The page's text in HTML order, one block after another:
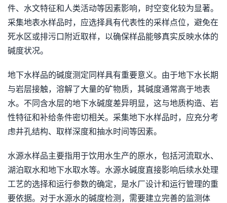
件、水文特征和人类活动等因素影响，时空变化较为显著。
采集地表水样品时，应选择具有代表性的采样点位，避免在
死水区或排污口附近取样，以确保样品能够真实反映水体的
碱度状况。
地下水样品的碱度测定同样具有重要意义。由于地下水长期
与岩层接触，溶解了大量的矿物质，其碱度通常高于地表
水。不同含水层的地下水碱度差异明显，这与地质构造、岩
性特征和补给条件密切相关。采集地下水样品时，应充分考
虑井孔结构、取样深度和抽水时间等因素。
水源水样品主要指用于饮用水生产的原水，包括河流取水、
湖泊取水和地下水取水等。水源水碱度直接影响后续水处理
工艺的选择和运行参数的确定，是水厂设计和运行管理的重
要依据。对于水源水的碱度检测，需要建立完善的监测体